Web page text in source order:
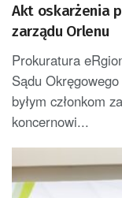
Akt oskarżenia
zarządu Orlenu
Prokuratura
Sądu
byłym członkom
koncernowi...